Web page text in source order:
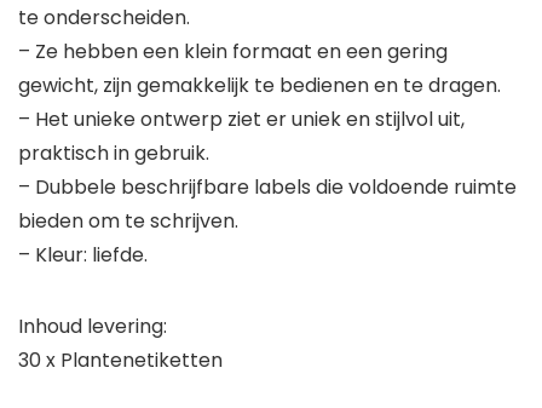
te onderscheiden.
– Ze hebben een klein formaat en een gering
gewicht, zijn gemakkelijk te bedienen en te dragen.
– Het unieke ontwerp ziet er uniek en stijlvol uit,
praktisch in gebruik.
– Dubbele beschrijfbare labels die voldoende ruimte
bieden om te schrijven.
– Kleur: liefde.
Inhoud levering:
30 x Plantenetiketten